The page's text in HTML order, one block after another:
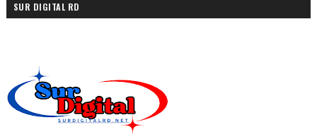
SUR DIGITAL RD